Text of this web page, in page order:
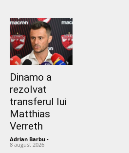
Dinamo a
rezolvat
transferul lui
Matthias
Verreth
Adrian Barbu -
8 august 2026